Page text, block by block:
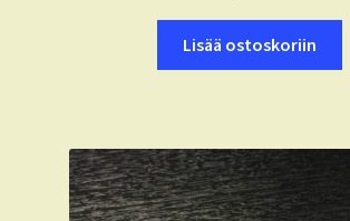
Lisää ostoskoriin